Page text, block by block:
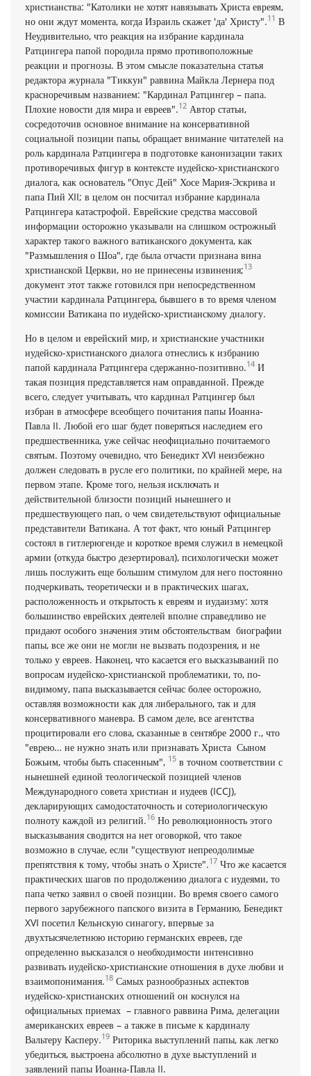
христианства: "Католики не хотят навязывать Христа евреям,
но они ждут момента, когда Израиль скажет 'да' Христу".11 В
Неудивительно, что реакция на избрание кардинала
Ратцингера папой породила прямо противоположные
реакции и прогнозы. В этом смысле показательна статья
редактора журнала "Тиккун" раввина Майкла Лернера под
красноречивым названием: "Кардинал Ратцингер – папа.
Плохие новости для мира и евреев".12 Автор статьи,
сосредоточив основное внимание на консервативной
социальной позиции папы, обращает внимание читателей на
роль кардинала Ратцингера в подготовке канонизации таких
противоречивых фигур в контексте иудейско-христианского
диалога, как основатель "Опус Дей" Хосе Мария-Эскрива и
папа Пий XII; в целом он посчитал избрание кардинала
Ратцингера катастрофой. Еврейские средства массовой
информации осторожно указывали на слишком острожный
характер такого важного ватиканского документа, как
"Размышления о Шоа", где была отчасти признана вина
христианской Церкви, но не принесены извинения;13
документ этот также готовился при непосредственном
участии кардинала Ратцингера, бывшего в то время членом
комиссии Ватикана по иудейско-христианскому диалогу.
Но в целом и еврейский мир, и христианские участники
иудейско-христианского диалога отнеслись к избранию
папой кардинала Ратцингера сдержанно-позитивно.14 И
такая позиция представляется нам оправданной. Прежде
всего, следует учитывать, что кардинал Ратцингер был
избран в атмосфере всеобщего почитания папы Иоанна-
Павла II. Любой его шаг будет поверяться наследием его
предшественника, уже сейчас неофициально почитаемого
святым. Поэтому очевидно, что Бенедикт XVI неизбежно
должен следовать в русле его политики, по крайней мере, на
первом этапе. Кроме того, нельзя исключать и
действительной близости позиций нынешнего и
предшествующего пап, о чем свидетельствуют официальные
представители Ватикана. А тот факт, что юный Ратцингер
состоял в гитлерюгенде и короткое время служил в немецкой
армии (откуда быстро дезертировал), психологически может
лишь послужить еще большим стимулом для него постоянно
подчеркивать, теоретически и в практических шагах,
расположенность и открытость к евреям и иудаизму: хотя
большинство еврейских деятелей вполне справедливо не
придают особого значения этим обстоятельствам биографии
папы, все же они не могли не вызвать подозрения, и не
только у евреев. Наконец, что касается его высказываний по
вопросам иудейско-христианской проблематики, то, по-
видимому, папа высказывается сейчас более осторожно,
оставляя возможности как для либерального, так и для
консервативного маневра. В самом деле, все агентства
процитировали его слова, сказанные в сентябре 2000 г., что
"еврею… не нужно знать или признавать Христа Сыном
Божьим, чтобы быть спасенным", 15 в точном соответствии с
нынешней единой теологической позицией членов
Международного совета христиан и иудеев (ICCJ),
декларирующих самодостаточность и сотериологическую
полноту каждой из религий.16 Но революционность этого
высказывания сводится на нет оговоркой, что такое
возможно в случае, если "существуют непреодолимые
препятствия к тому, чтобы знать о Христе".17 Что же касается
практических шагов по продолжению диалога с иудеями, то
папа четко заявил о своей позиции. Во время своего самого
первого зарубежного папского визита в Германию, Бенедикт
XVI посетил Кельнскую синагогу, впервые за
двухтысячелетнюю историю германских евреев, где
определенно высказался о необходимости интенсивно
развивать иудейско-христианские отношения в духе любви и
взаимопонимания.18 Самых разнообразных аспектов
иудейско-христианских отношений он коснулся на
официальных приемах – главного раввина Рима, делегации
американских евреев – а также в письме к кардиналу
Вальтеру Касперу.19 Риторика выступлений папы, как легко
убедиться, выстроена абсолютно в духе выступлений и
заявлений папы Иоанна-Павла II.